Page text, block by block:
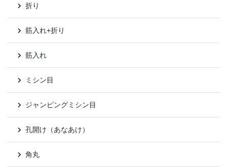
折り
筋入れ+折り
筋入れ
ミシン目
ジャンピングミシン目
孔開け（あなあけ）
角丸